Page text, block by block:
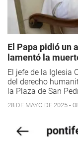
El Papa pidió un
lamentó la
El jefe de la Iglesia
del derecho
la Plaza de San
28 DE MAYO DE 2025 -